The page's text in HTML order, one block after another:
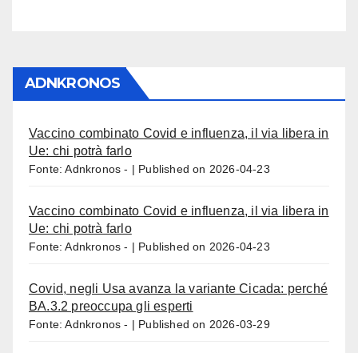
ADNKRONOS
Vaccino combinato Covid e influenza, il via libera in
Ue: chi potrà farlo
Fonte: Adnkronos - Published on 2026-04-23
Vaccino combinato Covid e influenza, il via libera in
Ue: chi potrà farlo
Fonte: Adnkronos - Published on 2026-04-23
Covid, negli Usa avanza la variante Cicada: perché
BA.3.2 preoccupa gli esperti
Fonte: Adnkronos - Published on 2026-03-29